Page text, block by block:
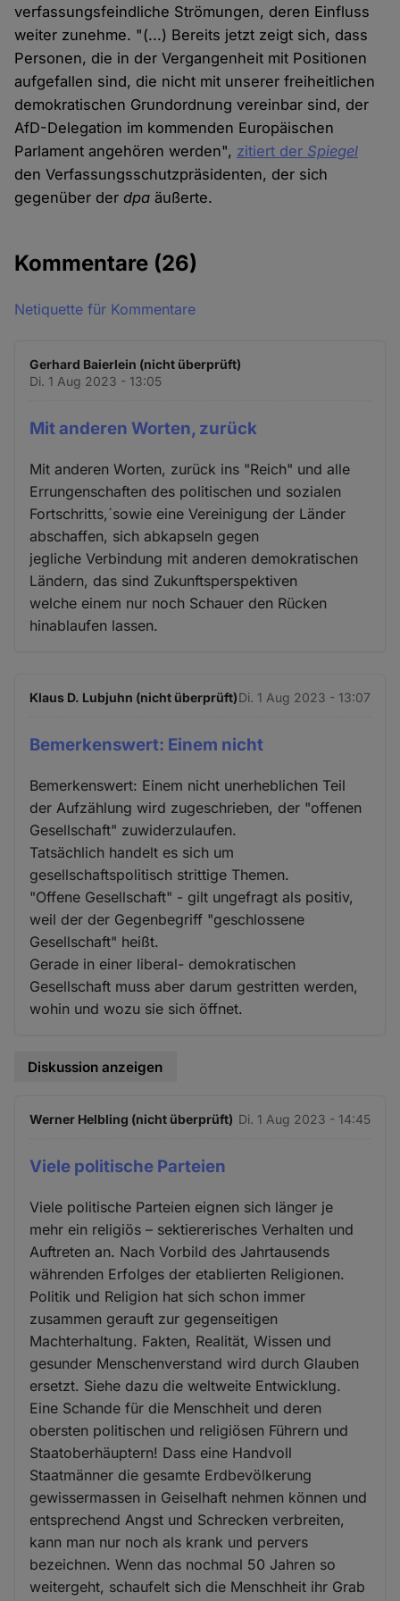
verfassungsfeindliche Strömungen, deren Einfluss
weiter zunehme. "(...) Bereits jetzt zeigt sich, dass
Personen, die in der Vergangenheit mit Positionen
aufgefallen sind, die nicht mit unserer freiheitlichen
demokratischen Grundordnung vereinbar sind, der
AfD-Delegation im kommenden Europäischen
Parlament angehören werden", zitiert der Spiegel
den Verfassungsschutzpräsidenten, der sich
gegenüber derdpa äußerte.
Kommentare (26)
Netiquette für Kommentare
Gerhard Baierlein (nicht überprüft)
Di. 1 Aug 2023 - 13:05
Mit anderen Worten, zurück
Mit anderen Worten, zurück ins "Reich" und alle
Errungenschaften des politischen und sozialen
Fortschritts,´sowie eine Vereinigung der Länder
abschaffen, sich abkapseln gegen
jegliche Verbindung mit anderen demokratischen
Ländern, das sind Zukunftsperspektiven
welche einem nur noch Schauer den Rücken
hinablaufen lassen.
Klaus D. Lubjuhn (nicht überprüft)Di. 1 Aug 2023 - 13:07
Bemerkenswert: Einem nicht
Bemerkenswert: Einem nicht unerheblichen Teil
der Aufzählung wird zugeschrieben, der "offenen
Gesellschaft" zuwiderzulaufen.
Tatsächlich handelt es sich um
gesellschaftspolitisch strittige Themen.
"Offene Gesellschaft" - gilt ungefragt als positiv,
weil der der Gegenbegriff "geschlossene
Gesellschaft" heißt.
Gerade in einer liberal- demokratischen
Gesellschaft muss aber darum gestritten werden,
wohin und wozu sie sich öffnet.
Diskussion anzeigen
Werner Helbling (nicht überprüft) Di. 1 Aug 2023 - 14:45
Viele politische Parteien
Viele politische Parteien eignen sich länger je
mehr ein religiös – sektiererisches Verhalten und
Auftreten an. Nach Vorbild des Jahrtausends
währenden Erfolges der etablierten Religionen.
Politik und Religion hat sich schon immer
zusammen gerauft zur gegenseitigen
Machterhaltung. Fakten, Realität, Wissen und
gesunder Menschenverstand wird durch Glauben
ersetzt. Siehe dazu die weltweite Entwicklung.
Eine Schande für die Menschheit und deren
obersten politischen und religiösen Führern und
Staatoberhäuptern! Dass eine Handvoll
Staatmänner die gesamte Erdbevölkerung
gewissermassen in Geiselhaft nehmen können und
entsprechend Angst und Schrecken verbreiten,
kann man nur noch als krank und pervers
bezeichnen. Wenn das nochmal 50 Jahren so
weitergeht, schaufelt sich die Menschheit ihr Grab